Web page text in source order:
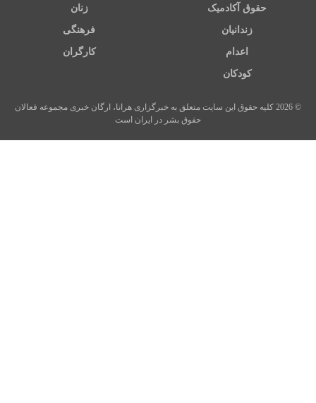
حقوق آکادمیک زنان
زندانیان فرهنگی
اعدام کارگران
کودکان
© 2026 کلیه حقوق این سایت متعلق به خبرگزاری هرانا، ارگان خبری مجموعه فعالان
حقوق بشر در ایران است